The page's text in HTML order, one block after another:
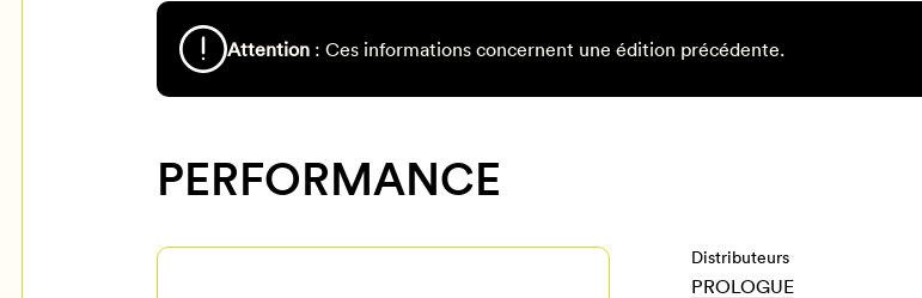
Attention : Ces informations concernent une édition précédente.
PERFORMANCE
Distributeurs
PROLOGUE